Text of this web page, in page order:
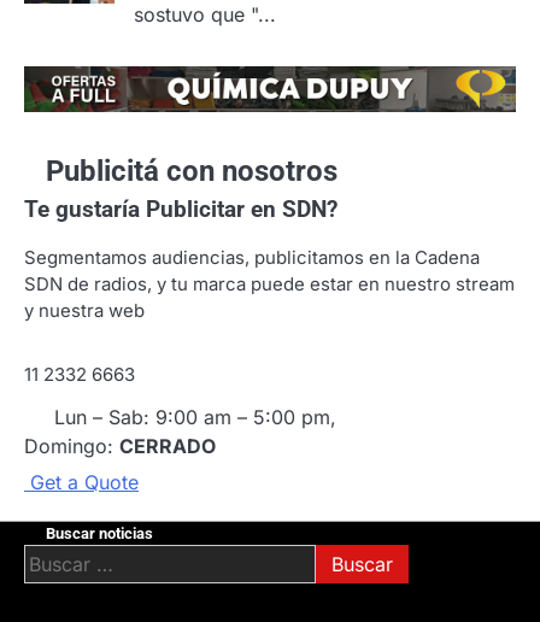
sostuvo que "...
Publicitá con nosotros
Te gustaría Publicitar en SDN?
Segmentamos audiencias, publicitamos en la Cadena
SDN de radios, y tu marca puede estar en nuestro stream
y nuestra web
11 2332 6663
Lun – Sab: 9:00 am – 5:00 pm,
Domingo: CERRADO
Get a Quote
Buscar noticias
Buscar: